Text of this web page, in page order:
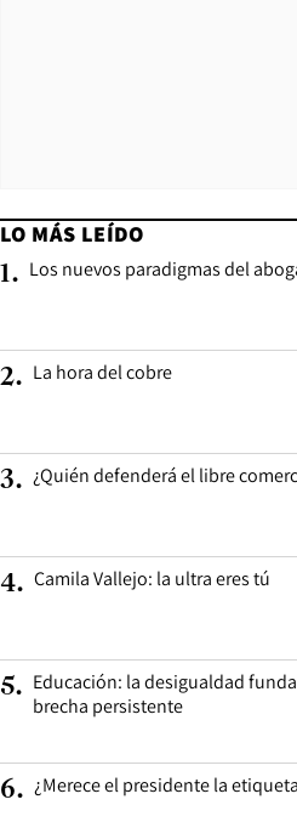
LO MÁS LEÍDO
1. Los nuevos paradigmas del
2. La hora del cobre
3. ¿Quién defenderá el libre
4. Camila Vallejo: la ultra eres tú
5. Educación: la desigualdad
brecha persistente
6. ¿Merece el presidente la